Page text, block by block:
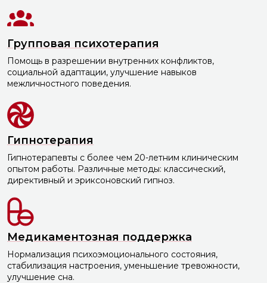
Групповая психотерапия
Помощь в разрешении внутренних конфликтов,
социальной адаптации, улучшение навыков
межличностного поведения.
Гипнотерапия
Гипнотерапевты с более чем 20-летним клиническим
опытом работы. Различные методы: классический,
директивный и эриксоновский гипноз.
Медикаментозная поддержка
Нормализация психоэмоционального состояния,
стабилизация настроения, уменьшение тревожности,
улучшение сна.